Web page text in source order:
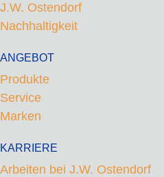
J.W. Ostendorf
Nachhaltigkeit
ANGEBOT
Produkte
Service
Marken
KARRIERE
Arbeiten bei J.W. Ostendorf